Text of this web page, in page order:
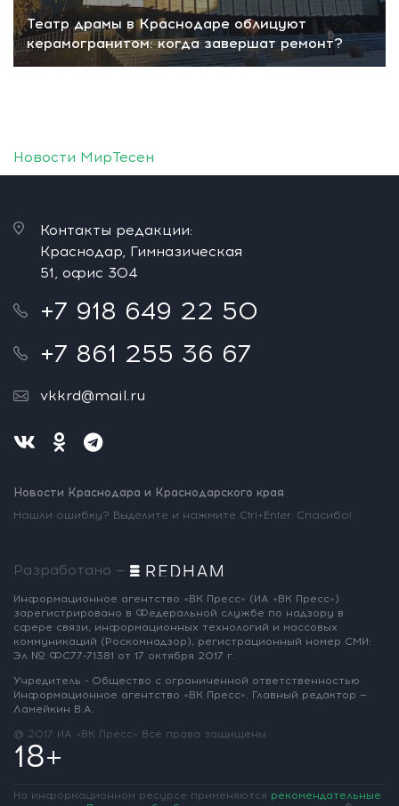
Театр драмы в Краснодаре облицуют
керамогранитом: когда завершат ремонт?
Новости МирТесен
Контакты редакции:
Краснодар, Гимназическая
51, офис 304
+7 918 649 22 50
+7 861 255 36 67
vkkrd@mail.ru
Новости Краснодара и Краснодарского края
Нашли ошибку? Выделите и нажмите Ctrl+Enter. Спасибо!
Разработано —
Информационное агентство «ВК Пресс» (ИА «ВК Пресс»)
зарегистрировано в Федеральной службе по надзору в
сфере связи, информационных технологий и массовых
коммуникаций (Роскомнадзор), регистрационный номер СМИ:
Эл № ФС77-71381 от 17 октября 2017 г.
Учредитель - Общество с ограниченной ответственностью
Информационное агентство «ВК Пресс». Главный редактор —
Ламейкин В.А.
@ 2017 ИА «ВК Пресс» Все права защищены
18+
На информационном ресурсе применяются рекомендательные